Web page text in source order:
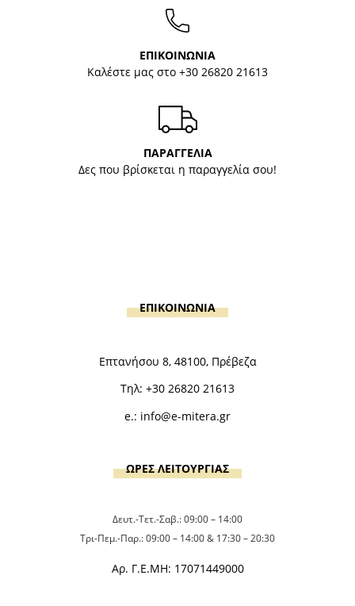
ΕΠΙΚΟΙΝΩΝΙΑ
Καλέστε μας στο +30 26820 21613
ΠΑΡΑΓΓΕΛΙΑ
Δες που βρίσκεται η παραγγελία σου!
ΕΠΙΚΟΙΝΩΝΙΑ
Επτανήσου 8, 48100, Πρέβεζα
Τηλ: +30 26820 21613
e.: info@e-mitera.gr
ΩΡΕΣ ΛΕΙΤΟΥΡΓΙΑΣ
Δευτ.-Τετ.-Σαβ.: 09:00 – 14:00
Τρι-Πεμ.-Παρ.: 09:00 – 14:00 & 17:30 – 20:30
Αρ. Γ.Ε.ΜΗ: 17071449000